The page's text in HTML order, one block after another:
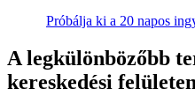
Próbálja ki a 20 napos
A legkülönbözőbb
kereskedési